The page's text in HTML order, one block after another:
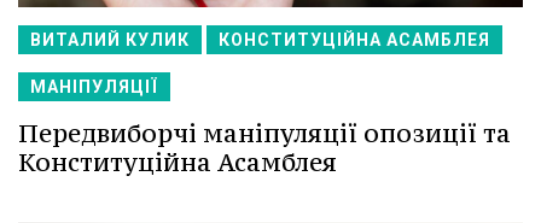
ВИТАЛИЙ КУЛИК КОНСТИТУЦІЙНА АСАМБЛЕЯ
МАНІПУЛЯЦІЇ
Передвиборчі маніпуляції опозиції та
Конституційна Асамблея